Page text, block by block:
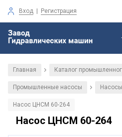
Вход | Регистрация
Главная / Каталог
Промышленные насосы /
Насос ЦНСМ 60-264
Насос ЦНСМ 60-264